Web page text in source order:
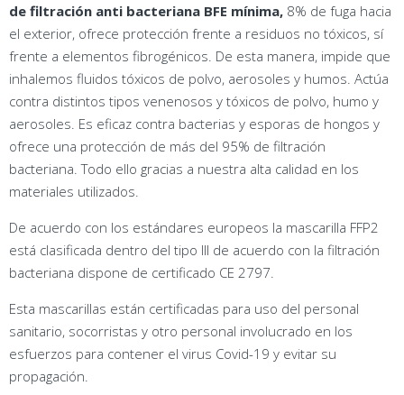
de filtración anti bacteriana BFE mínima, 8% de fuga hacia
el exterior, ofrece protección frente a residuos no tóxicos, sí
frente a elementos fibrogénicos. De esta manera, impide que
inhalemos fluidos tóxicos de polvo, aerosoles y humos. Actúa
contra distintos tipos venenosos y tóxicos de polvo, humo y
aerosoles. Es eficaz contra bacterias y esporas de hongos y
ofrece una protección de más del 95% de filtración
bacteriana. Todo ello gracias a nuestra alta calidad en los
materiales utilizados.
De acuerdo con los estándares europeos la mascarilla FFP2
está clasificada dentro del tipo III de acuerdo con la filtración
bacteriana dispone de certificado CE 2797.
Esta mascarillas están certificadas para uso del personal
sanitario, socorristas y otro personal involucrado en los
esfuerzos para contener el virus Covid-19 y evitar su
propagación.